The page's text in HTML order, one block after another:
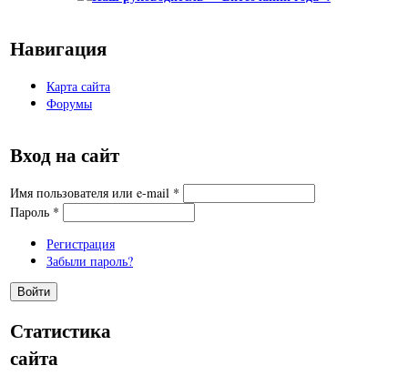
Навигация
Карта сайта
Форумы
Вход на сайт
Имя пользователя или e-mail *
Пароль *
Регистрация
Забыли пароль?
Статистика
сайта